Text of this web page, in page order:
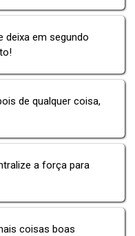
deixa em segundo
de qualquer coisa,
a força para
coisas boas